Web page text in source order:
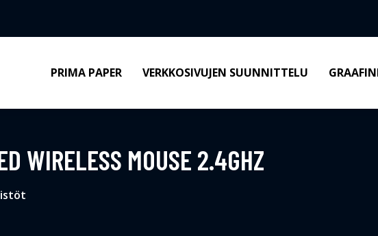
PRIMA PAPER VERKKOSIVUJEN SUUNNITTELU
WIRELESS MOUSE 2.4GHZ